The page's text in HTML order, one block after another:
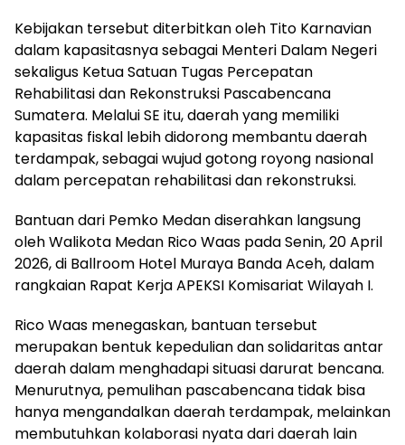
Kebijakan tersebut diterbitkan oleh Tito Karnavian
dalam kapasitasnya sebagai Menteri Dalam Negeri
sekaligus Ketua Satuan Tugas Percepatan
Rehabilitasi dan Rekonstruksi Pascabencana
Sumatera. Melalui SE itu, daerah yang memiliki
kapasitas fiskal lebih didorong membantu daerah
terdampak, sebagai wujud gotong royong nasional
dalam percepatan rehabilitasi dan rekonstruksi.
Bantuan dari Pemko Medan diserahkan langsung
oleh Walikota Medan Rico Waas pada Senin, 20 April
2026, di Ballroom Hotel Muraya Banda Aceh, dalam
rangkaian Rapat Kerja APEKSI Komisariat Wilayah I.
Rico Waas menegaskan, bantuan tersebut
merupakan bentuk kepedulian dan solidaritas antar
daerah dalam menghadapi situasi darurat bencana.
Menurutnya, pemulihan pascabencana tidak bisa
hanya mengandalkan daerah terdampak, melainkan
membutuhkan kolaborasi nyata dari daerah lain